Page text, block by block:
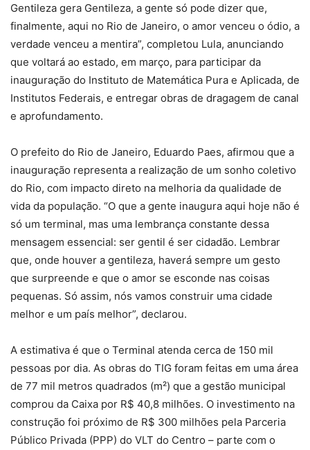
Gentileza gera Gentileza, a gente só pode dizer que,
finalmente, aqui no Rio de Janeiro, o amor venceu o ódio, a
verdade venceu a mentira”, completou Lula, anunciando
que voltará ao estado, em março, para participar da
inauguração do Instituto de Matemática Pura e Aplicada, de
Institutos Federais, e entregar obras de dragagem de canal
e aprofundamento.
O prefeito do Rio de Janeiro, Eduardo Paes, afirmou que a
inauguração representa a realização de um sonho coletivo
do Rio, com impacto direto na melhoria da qualidade de
vida da população. “O que a gente inaugura aqui hoje não é
só um terminal, mas uma lembrança constante dessa
mensagem essencial: ser gentil é ser cidadão. Lembrar
que, onde houver a gentileza, haverá sempre um gesto
que surpreende e que o amor se esconde nas coisas
pequenas. Só assim, nós vamos construir uma cidade
melhor e um país melhor”, declarou.
A estimativa é que o Terminal atenda cerca de 150 mil
pessoas por dia. As obras do TIG foram feitas em uma área
de 77 mil metros quadrados (m²) que a gestão municipal
comprou da Caixa por R$ 40,8 milhões. O investimento na
construção foi próximo de R$ 300 milhões pela Parceria
Público Privada (PPP) do VLT do Centro – parte com o